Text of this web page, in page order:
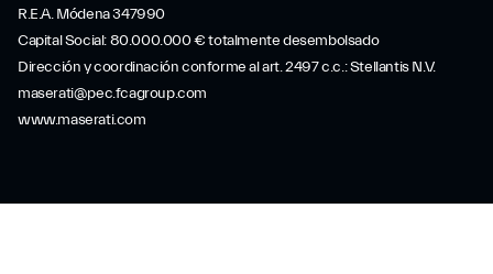
R.E.A. Módena 347990
Capital Social: 80.000.000 € totalmente desembolsado
Dirección y coordinación conforme al art. 2497 c.c.: Stellantis N.V.
maserati@pec.fcagroup.com
www.maserati.com